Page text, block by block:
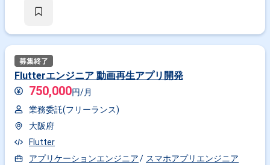
Flutterエンジニア 動画再生アプリ開発
750,000円/月
業務委託(フリーランス)
大阪府
Flutter
アプリケーションエンジニア
スマホアプリエンジニア